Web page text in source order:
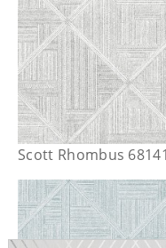
Scott Rhombus
También te